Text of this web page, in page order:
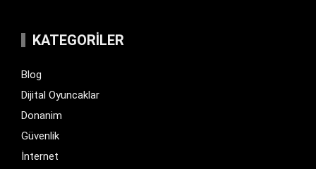
KATEGORILER
Blog
Dijital Oyuncaklar
Donanim
Güvenlik
İnternet